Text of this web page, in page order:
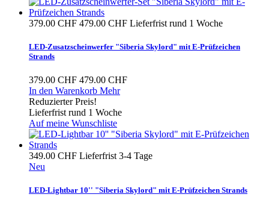
379.00 CHF 479.00 CHF Lieferfrist rund 1 Woche
LED-Zusatzscheinwerfer "Siberia Skylord" mit E-Prüfzeichen
Strands
379.00 CHF 479.00 CHF
In den Warenkorb Mehr
Reduzierter Preis!
Lieferfrist rund 1 Woche
Auf meine Wunschliste
349.00 CHF Lieferfrist 3-4 Tage
Neu
LED-Lightbar 10'' "Siberia Skylord" mit E-Prüfzeichen Strands